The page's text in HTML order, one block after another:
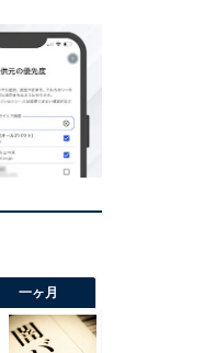
一ヶ月